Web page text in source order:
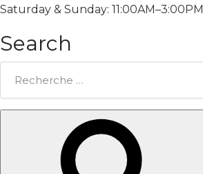
Saturday & Sunday: 11:00AM–3:00PM
Search